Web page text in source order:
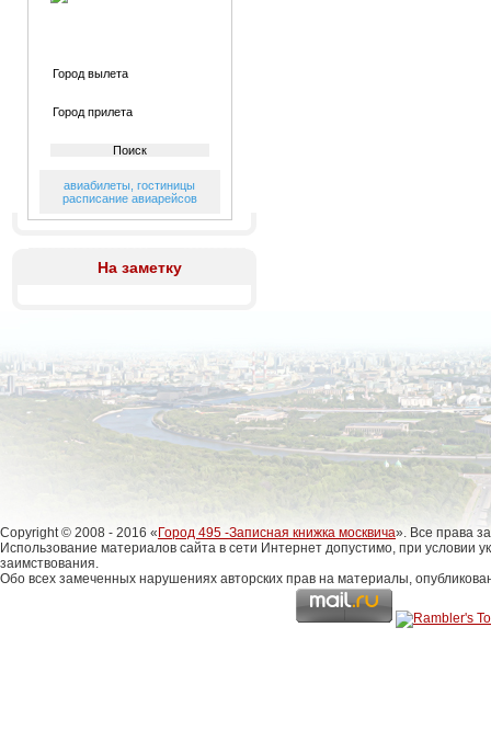
авиабилеты ,гостиницы
расписание авиарейсов
На заметку
Copyright © 2008 - 2016 « Город 495 -Записная книжка москвича». Все права
Использование материалов сайта в сети Интернет допустимо, при условии
заимствования.
Обо всех замеченных нарушениях авторских прав на материалы,